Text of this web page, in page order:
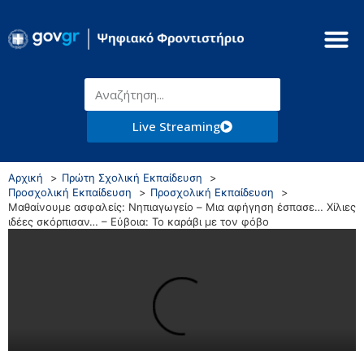
Live Streaming
Αρχική
Πρώτη Σχολική Εκπαίδευση
Προσχολική Εκπαίδευση
Προσχολική Εκπαίδευση
Μαθαίνουμε ασφαλείς: Νηπιαγωγείο – Mια αφήγηση έσπασε… Χίλιες
ιδέες σκόρπισαν… – Εύβοια: Το καράβι με τον φόβο